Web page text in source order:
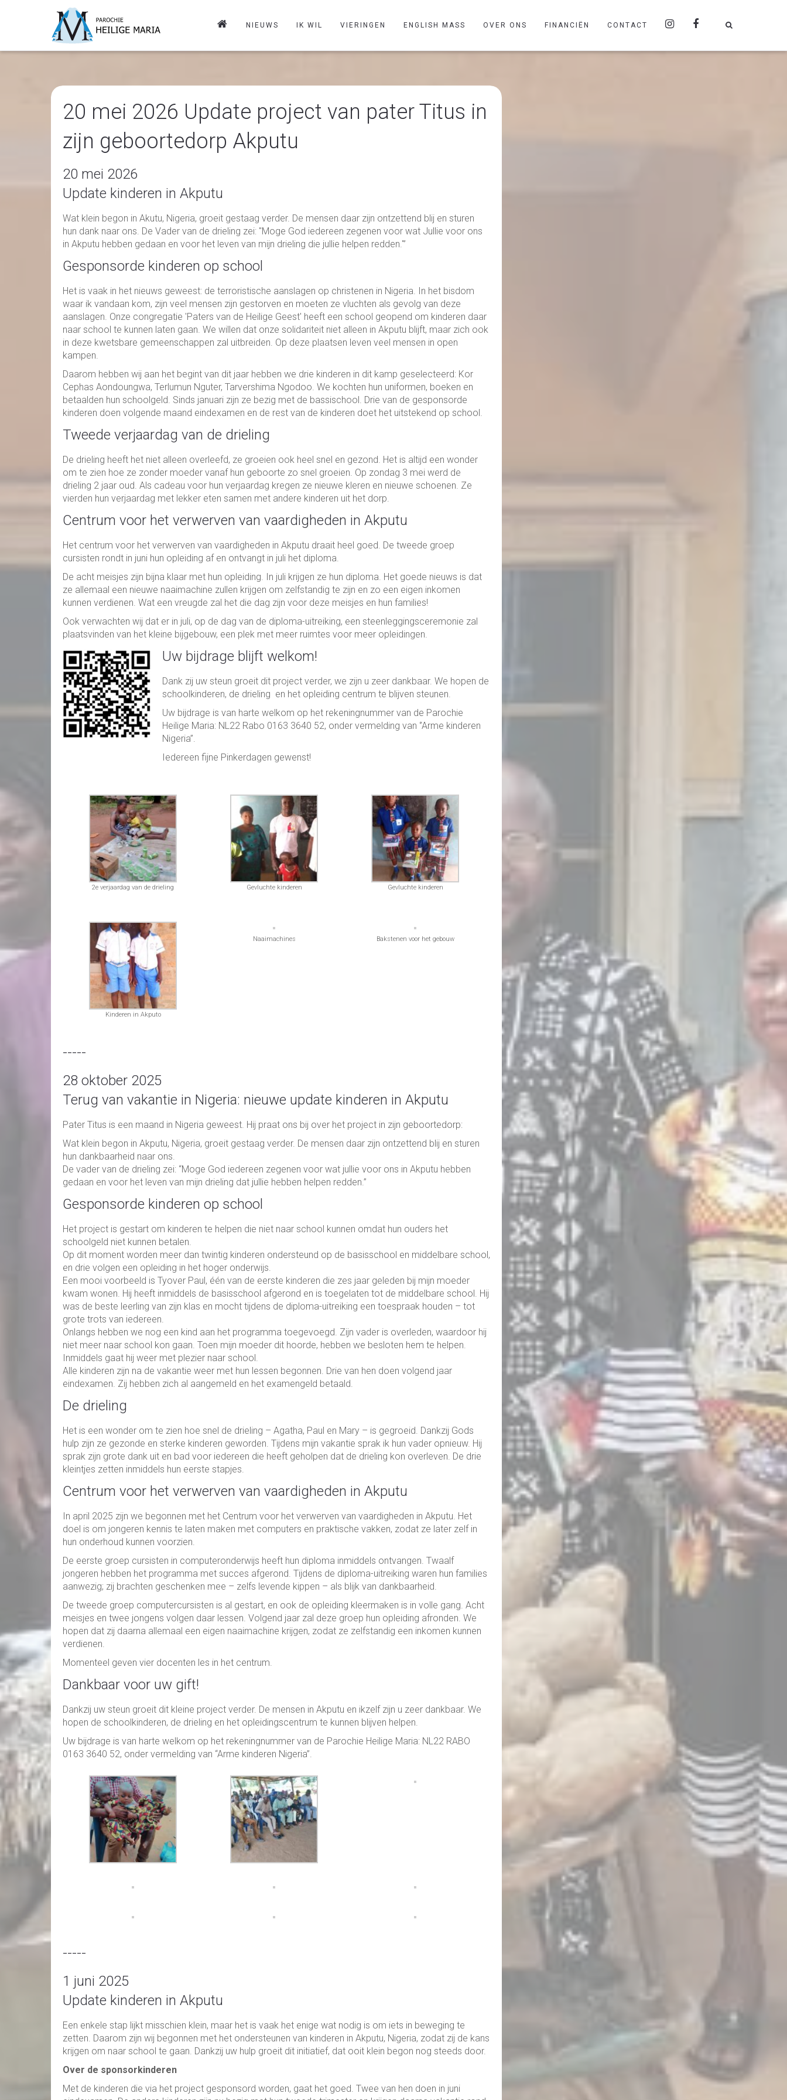
NIEUWS IK WIL VIERINGEN ENGLISH MASS OVER ONS FINANCIËN CONTACT
20 mei 2026 Update project van pater Titus in
zijn geboortedorp Akputu
20 mei 2026
Update kinderen in Akputu
Wat klein begon in Akutu, Nigeria, groeit gestaag verder. De mensen daar zijn ontzettend blij en sturen
hun dank naar ons. De Vader van de drieling zei: "Moge God iedereen zegenen voor wat Jullie voor ons
in Akputu hebben gedaan en voor het leven van mijn drieling die jullie helpen redden."’
Gesponsorde kinderen op school
Het is vaak in het nieuws geweest: de terroristische aanslagen op christenen in Nigeria. In het bisdom
waar ik vandaan kom, zijn veel mensen zijn gestorven en moeten ze vluchten als gevolg van deze
aanslagen. Onze congregatie 'Paters van de Heilige Geest' heeft een school geopend om kinderen daar
naar school te kunnen laten gaan. We willen dat onze solidariteit niet alleen in Akputu blijft, maar zich ook
in deze kwetsbare gemeenschappen zal uitbreiden. Op deze plaatsen leven veel mensen in open
kampen.
Daarom hebben wij aan het begint van dit jaar hebben we drie kinderen in dit kamp geselecteerd: Kor
Cephas Aondoungwa, Terlumun Nguter, Tarvershima Ngodoo. We kochten hun uniformen, boeken en
betaalden hun schoolgeld. Sinds januari zijn ze bezig met de bassischool. Drie van de gesponsorde
kinderen doen volgende maand eindexamen en de rest van de kinderen doet het uitstekend op school.
Tweede verjaardag van de drieling
De drieling heeft het niet alleen overleefd, ze groeien ook heel snel en gezond. Het is altijd een wonder
om te zien hoe ze zonder moeder vanaf hun geboorte zo snel groeien. Op zondag 3 mei werd de
drieling 2 jaar oud. Als cadeau voor hun verjaardag kregen ze nieuwe kleren en nieuwe schoenen. Ze
vierden hun verjaardag met lekker eten samen met andere kinderen uit het dorp.
Centrum voor het verwerven van vaardigheden in Akputu
Het centrum voor het verwerven van vaardigheden in Akputu draait heel goed. De tweede groep
cursisten rondt in juni hun opleiding af en ontvangt in juli het diploma.
De acht meisjes zijn bijna klaar met hun opleiding. In juli krijgen ze hun diploma. Het goede nieuws is dat
ze allemaal een nieuwe naaimachine zullen krijgen om zelfstandig te zijn en zo een eigen inkomen
kunnen verdienen. Wat een vreugde zal het die dag zijn voor deze meisjes en hun families!
Ook verwachten wij dat er in juli, op de dag van de diploma-uitreiking, een steenleggingsceremonie zal
plaatsvinden van het kleine bijgebouw, een plek met meer ruimtes voor meer opleidingen.
Uw bijdrage blijft welkom!
Dank zij uw steun groeit dit project verder, we zijn u zeer dankbaar. We hopen de
schoolkinderen, de drieling en het opleiding centrum te blijven steunen.
Uw bijdrage is van harte welkom op het rekeningnummer van de Parochie
Heilige Maria: NL22 Rabo 0163 3640 52, onder vermelding van ‘’Arme kinderen
Nigeria’’.
Iedereen fijne Pinkerdagen gewenst!
2e verjaardag van de drieling Gevluchte kinderen Gevluchte kinderen
Kinderen in Akputo
Naaimachines Bakstenen voor het gebouw
-----
28 oktober 2025
Terug van vakantie in Nigeria: nieuwe update kinderen in Akputu
Pater Titus is een maand in Nigeria geweest. Hij praat ons bij over het project in zijn geboortedorp:
Wat klein begon in Akputu, Nigeria, groeit gestaag verder. De mensen daar zijn ontzettend blij en sturen
hun dankbaarheid naar ons.
De vader van de drieling zei: “Moge God iedereen zegenen voor wat jullie voor ons in Akputu hebben
gedaan en voor het leven van mijn drieling dat jullie hebben helpen redden.”
Gesponsorde kinderen op school
Het project is gestart om kinderen te helpen die niet naar school kunnen omdat hun ouders het
schoolgeld niet kunnen betalen.
Op dit moment worden meer dan twintig kinderen ondersteund op de basisschool en middelbare school,
en drie volgen een opleiding in het hoger onderwijs.
Een mooi voorbeeld is Tyover Paul, één van de eerste kinderen die zes jaar geleden bij mijn moeder
kwam wonen. Hij heeft inmiddels de basisschool afgerond en is toegelaten tot de middelbare school. Hij
was de beste leerling van zijn klas en mocht tijdens de diploma-uitreiking een toespraak houden – tot
grote trots van iedereen.
Onlangs hebben we nog een kind aan het programma toegevoegd. Zijn vader is overleden, waardoor hij
niet meer naar school kon gaan. Toen mijn moeder dit hoorde, hebben we besloten hem te helpen.
Inmiddels gaat hij weer met plezier naar school.
Alle kinderen zijn na de vakantie weer met hun lessen begonnen. Drie van hen doen volgend jaar
eindexamen. Zij hebben zich al aangemeld en het examengeld betaald.
De drieling
Het is een wonder om te zien hoe snel de drieling – Agatha, Paul en Mary – is gegroeid. Dankzij Gods
hulp zijn ze gezonde en sterke kinderen geworden. Tijdens mijn vakantie sprak ik hun vader opnieuw. Hij
sprak zijn grote dank uit en bad voor iedereen die heeft geholpen dat de drieling kon overleven. De drie
kleintjes zetten inmiddels hun eerste stapjes.
Centrum voor het verwerven van vaardigheden in Akputu
In april 2025 zijn we begonnen met het Centrum voor het verwerven van vaardigheden in Akputu. Het
doel is om jongeren kennis te laten maken met computers en praktische vakken, zodat ze later zelf in
hun onderhoud kunnen voorzien.
De eerste groep cursisten in computeronderwijs heeft hun diploma inmiddels ontvangen. Twaalf
jongeren hebben het programma met succes afgerond. Tijdens de diploma-uitreiking waren hun families
aanwezig; zij brachten geschenken mee – zelfs levende kippen – als blijk van dankbaarheid.
De tweede groep computercursisten is al gestart, en ook de opleiding kleermaken is in volle gang. Acht
meisjes en twee jongens volgen daar lessen. Volgend jaar zal deze groep hun opleiding afronden. We
hopen dat zij daarna allemaal een eigen naaimachine krijgen, zodat ze zelfstandig een inkomen kunnen
verdienen.
Momenteel geven vier docenten les in het centrum.
Dankbaar voor uw gift!
Dankzij uw steun groeit dit kleine project verder. De mensen in Akputu en ikzelf zijn u zeer dankbaar. We
hopen de schoolkinderen, de drieling en het opleidingscentrum te kunnen blijven helpen.
Uw bijdrage is van harte welkom op het rekeningnummer van de Parochie Heilige Maria: NL22 RABO
0163 3640 52, onder vermelding van “Arme kinderen Nigeria”.
-----
1 juni 2025
Update kinderen in Akputu
Een enkele stap lijkt misschien klein, maar het is vaak het enige wat nodig is om iets in beweging te
zetten. Daarom zijn wij begonnen met het ondersteunen van kinderen in Akputu, Nigeria, zodat zij de kans
krijgen om naar school te gaan. Dankzij uw hulp groeit dit initiatief, dat ooit klein begon nog steeds door.
Over de sponsorkinderen
Met de kinderen die via het project gesponsord worden, gaat het goed. Twee van hen doen in juni